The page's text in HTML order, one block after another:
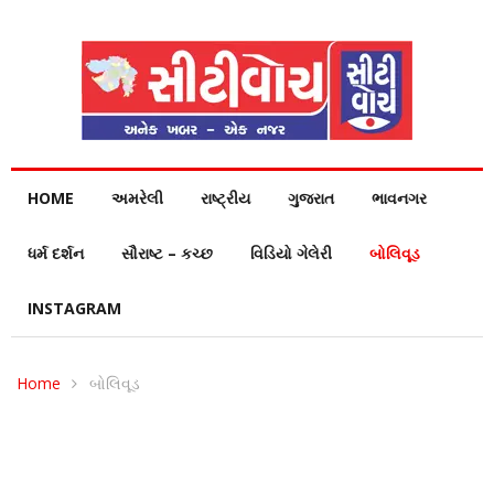
HOME અમરેલી રાષ્ટ્રીય ગુજરાત ભાવનગર
ધર્મ દર્શન સૌરાષ્ટ – કચ્છ વિડિયો ગેલેરી બોલિવૂડ
INSTAGRAM
Home બોલિવૂડ